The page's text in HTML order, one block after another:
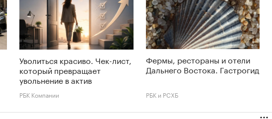
Уволиться красиво. Чек-лист,
который превращает
увольнение в актив
РБК Компании
Фермы, рестораны и отели
Дальнего Востока. Гастрогид
РБК и РСХБ